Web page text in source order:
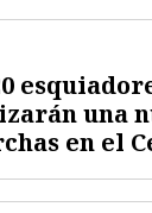
una
en el